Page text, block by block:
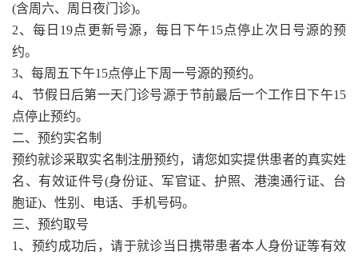
(含周六、周日夜门诊)。
2、每日19点更新号源，每日下午15点停止次日号源的预
约。
3、每周五下午15点停止下周一号源的预约。
4、节假日后第一天门诊号源于节前最后一个工作日下午15
点停止预约。
二、预约实名制
预约就诊采取实名制注册预约，请您如实提供患者的真实姓
名、有效证件号(身份证、军官证、护照、港澳通行证、台
胞证)、性别、电话、手机号码。
三、预约取号
1、预约成功后，请于就诊当日携带患者本人身份证等有效